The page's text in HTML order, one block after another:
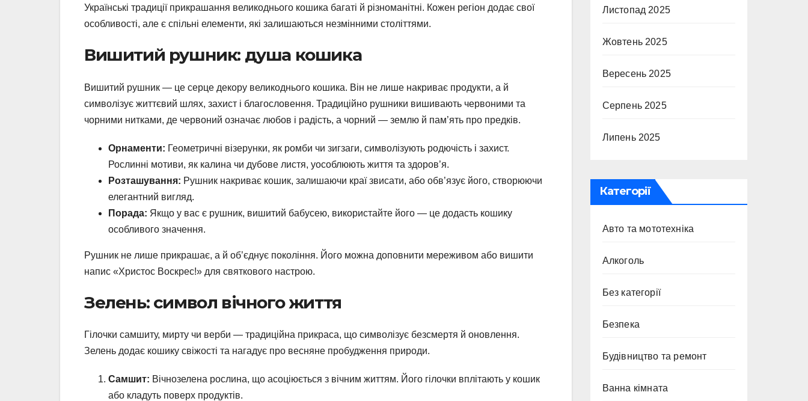
Українські традиції прикрашання великоднього кошика багаті й різноманітні. Кожен регіон додає свої
особливості, але є спільні елементи, які залишаються незмінними століттями.
Вишитий рушник: душа кошика
Вишитий рушник — це серце декору великоднього кошика. Він не лише накриває продукти, а й
символізує життєвий шлях, захист і благословення. Традиційно рушники вишивають червоними та
чорними нитками, де червоний означає любов і радість, а чорний — землю й пам’ять про предків.
Орнаменти: Геометричні візерунки, як ромби чи зигзаги, символізують родючість і захист.
Рослинні мотиви, як калина чи дубове листя, уособлюють життя та здоров’я.
Розташування: Рушник накриває кошик, залишаючи краї звисати, або обв’язує його, створюючи
елегантний вигляд.
Порада: Якщо у вас є рушник, вишитий бабусею, використайте його — це додасть кошику
особливого значення.
Рушник не лише прикрашає, а й об’єднує покоління. Його можна доповнити мереживом або вишити
напис «Христос Воскрес!» для святкового настрою.
Зелень: символ вічного життя
Гілочки самшиту, мирту чи верби — традиційна прикраса, що символізує безсмертя й оновлення.
Зелень додає кошику свіжості та нагадує про весняне пробудження природи.
Самшит: Вічнозелена рослина, що асоціюється з вічним життям. Його гілочки вплітають у кошик
або кладуть поверх продуктів.
Листопад 2025
Жовтень 2025
Вересень 2025
Серпень 2025
Липень 2025
Категорії
Авто та мототехніка
Алкоголь
Без категорії
Безпека
Будівництво та ремонт
Ванна кімната